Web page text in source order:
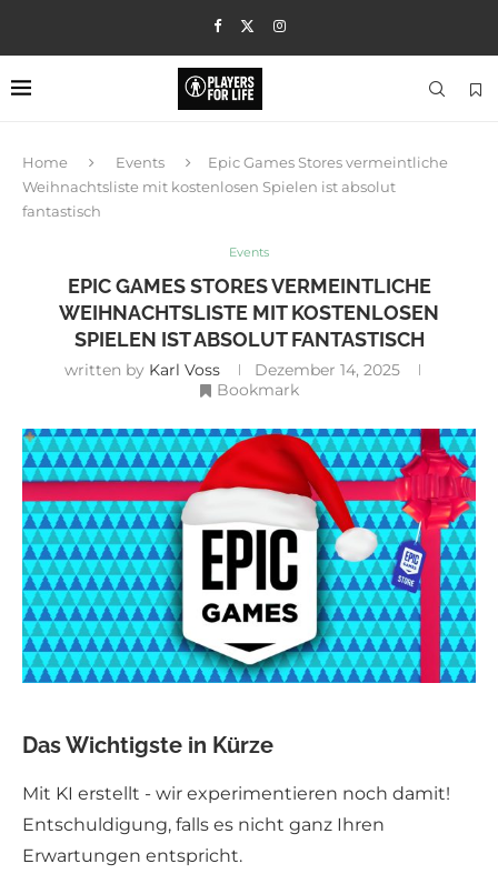
Home Events
Epic Games Stores vermeintliche
Weihnachtsliste mit kostenlosen Spielen ist absolut
fantastisch
Events
EPIC GAMES STORES VERMEINTLICHE
WEIHNACHTSLISTE MIT KOSTENLOSEN
SPIELEN IST ABSOLUT FANTASTISCH
written by Karl Voss
Dezember 14, 2025
Bookmark
Das Wichtigste in Kürze
Mit KI erstellt - wir experimentieren noch damit!
Entschuldigung, falls es nicht ganz Ihren
Erwartungen entspricht.